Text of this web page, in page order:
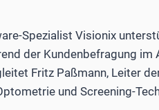
Spezialist Visionix
der Kundenbefragung
Fritz Paßmann, Leiter
und Screening-